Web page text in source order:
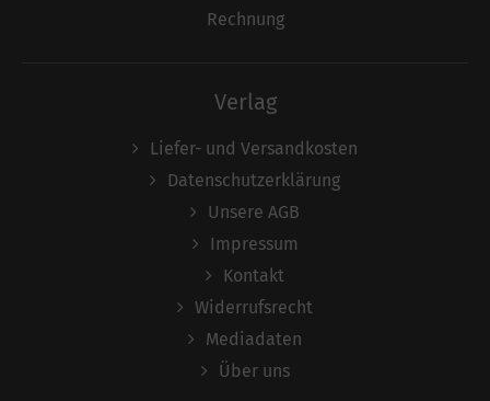
Rechnung
Verlag
Liefer- und Versandkosten
Datenschutzerklärung
Unsere AGB
Impressum
Kontakt
Widerrufsrecht
Mediadaten
Über uns